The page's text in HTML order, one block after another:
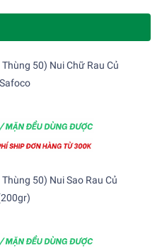
50) Nui Chữ Rau Củ
50) Nui Sao Rau Củ